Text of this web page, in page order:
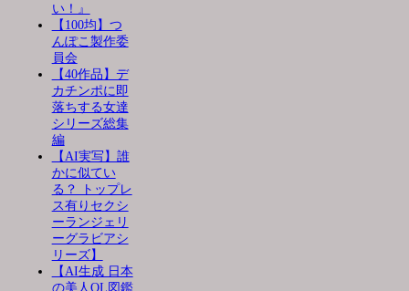
い！』
【100均】つ
んぽこ製作委
員会
【40作品】デ
カチンポに即
落ちする女達
シリーズ総集
編
【AI実写】誰
かに似てい
る？ トップレ
ス有りセクシ
ーランジェリ
ーグラビアシ
リーズ】
【AI生成 日本
の美人OL図鑑